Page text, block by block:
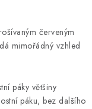
červeným
mimořádný vzhled
páky většiny
páku, bez dalšího